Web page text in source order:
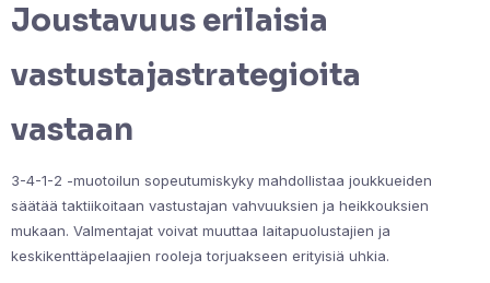
Joustavuus erilaisia
vastustajastrategioita
vastaan
3-4-1-2 -muotoilun sopeutumiskyky mahdollistaa joukkueiden
säätää taktiikoitaan vastustajan vahvuuksien ja heikkouksien
mukaan. Valmentajat voivat muuttaa laitapuolustajien ja
keskikenttäpelaajien rooleja torjuakseen erityisiä uhkia.